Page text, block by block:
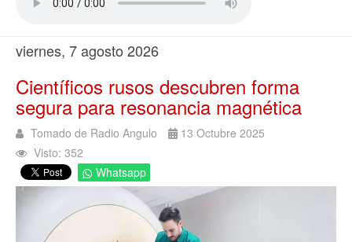
viernes, 7 agosto 2026
Científicos rusos descubren forma
segura para resonancia magnética
Tomado de Radio Angulo
13 Octubre 2025
Visto: 352
Whatsapp